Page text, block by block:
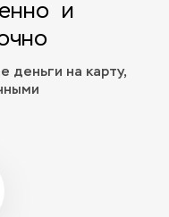
и
деньги на карту,